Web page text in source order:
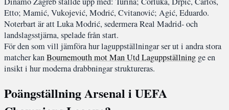
Etto; Mamić, Vukojević, Modrić, Cvitanović; Agić, Eduardo.
Noterbart är att Luka Modrić, sedermera Real Madrid- och
landslagsstjärna, spelade från start.
För den som vill jämföra hur laguppställningar ser ut i andra stora
matcher kanBournemouth mot Man Utd Laguppställning ge en
insikt i hur moderna drabbningar struktureras.
Poängställning Arsenal i UEFA